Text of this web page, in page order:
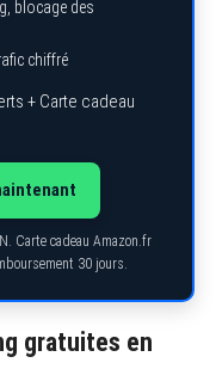
blocage des
chiffré
+ Carte cadeau
Carte cadeau Amazon.fr
30 jours.
gratuites en